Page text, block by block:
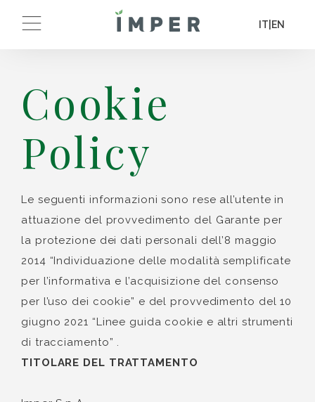
IT EN
Cookie
Policy
Le seguenti informazioni sono rese all’utente in
attuazione del provvedimento del Garante per
la protezione dei dati personali dell’8 maggio
2014 “Individuazione delle modalità semplificate
per l’informativa e l’acquisizione del consenso
per l’uso dei cookie” e del provvedimento del 10
giugno 2021 “Linee guida cookie e altri strumenti
di tracciamento” .
TITOLARE DEL TRATTAMENTO